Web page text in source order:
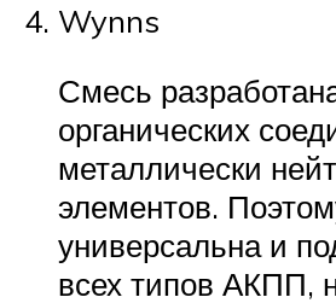
Wynns
Смесь
органических
металлически
элементов.
универсальна и
всех типов АКПП,